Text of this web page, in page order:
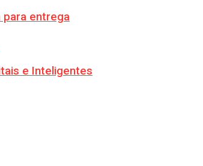
para entrega
e Inteligentes